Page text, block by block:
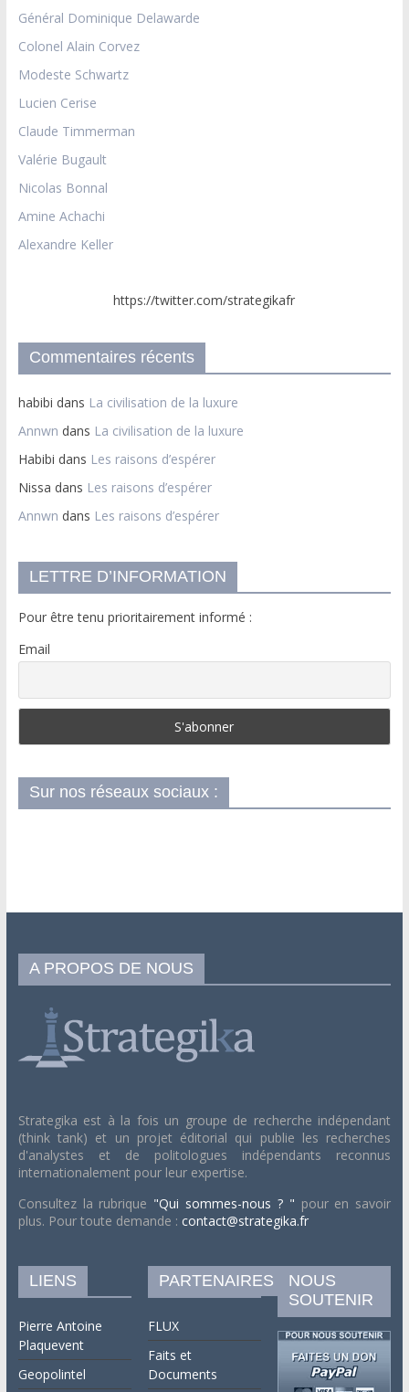
Général Dominique Delawarde
Colonel Alain Corvez
Modeste Schwartz
Lucien Cerise
Claude Timmerman
Valérie Bugault
Nicolas Bonnal
Amine Achachi
Alexandre Keller
https://twitter.com/strategikafr
Commentaires récents
habibi dans La civilisation de la luxure
Annwn dans La civilisation de la luxure
Habibi dans Les raisons d’espérer
Nissa dans Les raisons d’espérer
Annwn dans Les raisons d’espérer
LETTRE D’INFORMATION
Pour être tenu prioritairement informé :
Email
Sur nos réseaux sociaux :
A PROPOS DE NOUS
Strategika est à la fois un groupe de recherche indépendant
(think tank) et un projet éditorial qui publie les recherches
d'analystes et de politologues indépendants reconnus
internationalement pour leur expertise.
Consultez la rubrique "Qui sommes-nous ? " pour en savoir
plus. Pour toute demande : contact@strategika.fr
LIENS
Pierre Antoine
Plaquevent
Geopolintel
PARTENAIRES
FLUX
Faits et
Documents
NOUS
SOUTENIR